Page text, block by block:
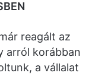
reagált az
arról korábban
a vállalat